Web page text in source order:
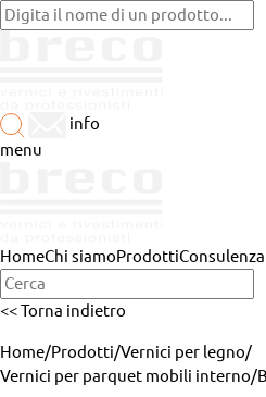
info
menu
HomeChi siamoProdotti
<< Torna indietro
Home/Prodotti/Vernici per legno/
Vernici per parquet mobili interno/